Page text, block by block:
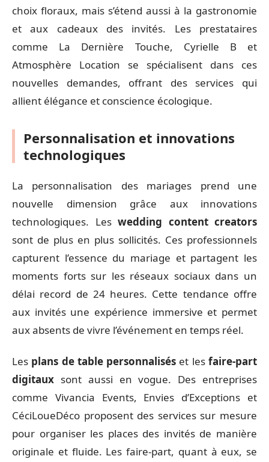
choix floraux, mais s’étend aussi à la gastronomie
et aux cadeaux des invités. Les prestataires
comme La Dernière Touche, Cyrielle B et
Atmosphère Location se spécialisent dans ces
nouvelles demandes, offrant des services qui
allient élégance et conscience écologique.
Personnalisation et innovations
technologiques
La personnalisation des mariages prend une
nouvelle dimension grâce aux innovations
technologiques. Les wedding content creators
sont de plus en plus sollicités. Ces professionnels
capturent l’essence du mariage et partagent les
moments forts sur les réseaux sociaux dans un
délai record de 24 heures. Cette tendance offre
aux invités une expérience immersive et permet
aux absents de vivre l’événement en temps réel.
Les plans de table personnalisés et lesfaire-part
digitaux sont aussi en vogue. Des entreprises
comme Vivancia Events, Envies d’Exceptions et
CéciLoueDéco proposent des services sur mesure
pour organiser les places des invités de manière
originale et fluide. Les faire-part, quant à eux, se